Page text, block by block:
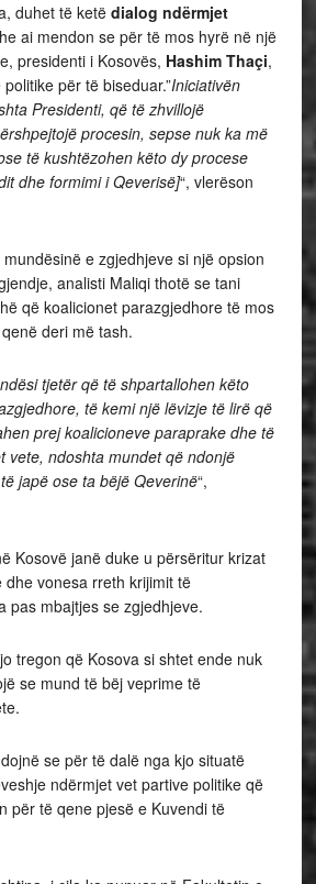
duhet të ketë dialog ndërmjet
ai mendon se për të mos hyrë në një
presidenti i Kosovës, Hashim Thaçi,
për të biseduar.”Iniciativën
Presidenti, që të zhvillojë
procesin, sepse nuk ka më
të kushtëzohen këto dy procese
dhe formimi i Qeverisë]“, vlerëson
e zgjedhjeve si një opsion
analisti Maliqi thotë se tani
që koalicionet parazgjedhore të mos
deri më tash.
tjetër që të shpartallohen këto
të kemi një lëvizje të lirë që
prej koalicioneve paraprake dhe të
vete, ndoshta mundet që ndonjë
japë ose ta bëjë Qeverinë“,
Kosovë janë duke u përsëritur krizat
dhe vonesa rreth krijimit të
pas mbajtjes se zgjedhjeve.
tregon që Kosova si shtet ende nuk
se mund të bëj veprime të
se për të dalë nga kjo situatë
ndërmjet vet partive politike që
për të qene pjesë e Kuvendi të